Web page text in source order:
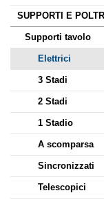
SUPPORTI E
Supporti tavolo
Elettrici
3 Stadi
2 Stadi
1 Stadio
A scomparsa
Sincronizzati
Telescopici